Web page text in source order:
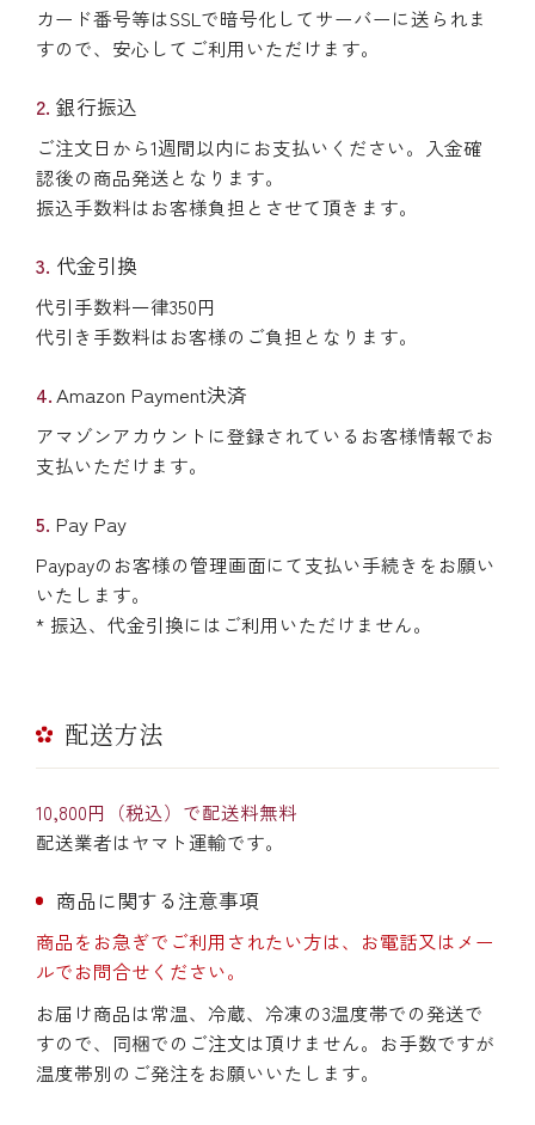
カード番号等はSSLで暗号化してサーバーに送られま
すので、安心してご利用いただけます。
銀行振込
ご注文日から1週間以内にお支払いください。入金確
認後の商品発送となります。
振込手数料はお客様負担とさせて頂きます。
代金引換
代引手数料一律350円
代引き手数料はお客様のご負担となります。
Amazon Payment決済
アマゾンアカウントに登録されているお客様情報でお
支払いただけます。
Pay Pay
Paypayのお客様の管理画面にて支払い手続きをお願い
いたします。
* 振込、代金引換にはご利用いただけません。
配送方法
10,800円（税込）で配送料無料
配送業者はヤマト運輸です。
商品に関する注意事項
商品をお急ぎでご利用されたい方は、お電話又はメー
ルでお問合せください。
お届け商品は常温、冷蔵、冷凍の3温度帯での発送で
すので、同梱でのご注文は頂けません。お手数ですが
温度帯別のご発注をお願いいたします。